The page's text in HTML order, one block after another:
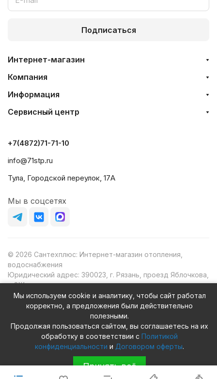
Подписаться
Интернет-магазин
Компания
Информация
Сервисный центр
+7(4872)71-71-10
info@71stp.ru
Тула, Городской переулок, 17А
Мы в соцсетях
© 2026 Сантехплюс: Интернет-магазин отопления,
водоснабжения
Юридический адрес: 390023, г. Рязань, проезд Яблочкова,
д.8Ж
ИНН/КПП: 6230087631/623001001
ОГРН: 1156230000080
Мы используем cookie и аналитику, чтобы сайт работал
корректно, а предложения были действительно
полезными.
Продолжая пользоваться сайтом, вы соглашаетесь на их
обработку в соответствии с Политикой
конфиденциальности и Договором оферты.
Принять всё
Конфиденциальность Оферта